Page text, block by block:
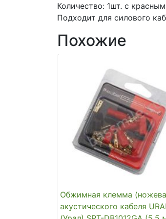
Количество: 1шт. с
Подходит для силового
Похожие
Обжимная клемма
акустического кабеля